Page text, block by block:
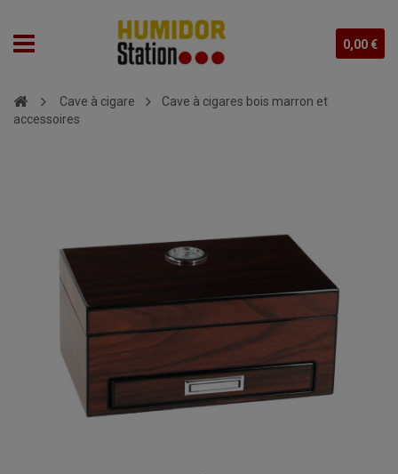
0,00 €
Cave à cigare
Cave à cigares bois marron et
accessoires